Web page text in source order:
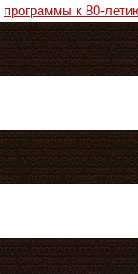
программы к 80-